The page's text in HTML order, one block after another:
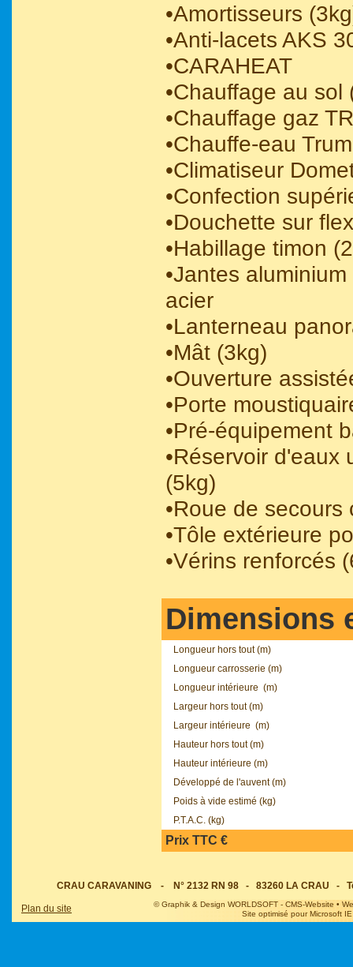
•Amortisseurs
•Anti-lacets AKS
•CARAHEAT
•Chauffage au sol
•Chauffage gaz
•Chauffe-eau
•Climatiseur
•Confection
•Douchette sur
•Habillage timon
•Jantes
acier
•Lanterneau
•Mât (3kg)
•Ouverture
•Porte
•Pré-équipement
•Réservoir d'eaux
(5kg)
•Roue de
•Tôle extérieure
•Vérins renforcés
Dimensions
Longueur hors tout (m)
Longueur carrosserie (m)
Longueur intérieure (m)
Largeur hors tout (m)
Largeur intérieure (m)
Hauteur hors tout (m)
Hauteur intérieure (m)
Développé de l'auvent (m)
Poids à vide estimé (kg)
P.T.A.C. (kg)
Prix TTC €
CRAU CARAVANING - N° 2132 RN 98 - 83260 LA CRAU -
Plan du site
© Graphik & Design WORLDSOFT - CMS-Website •
Site optimisé pour Microsoft